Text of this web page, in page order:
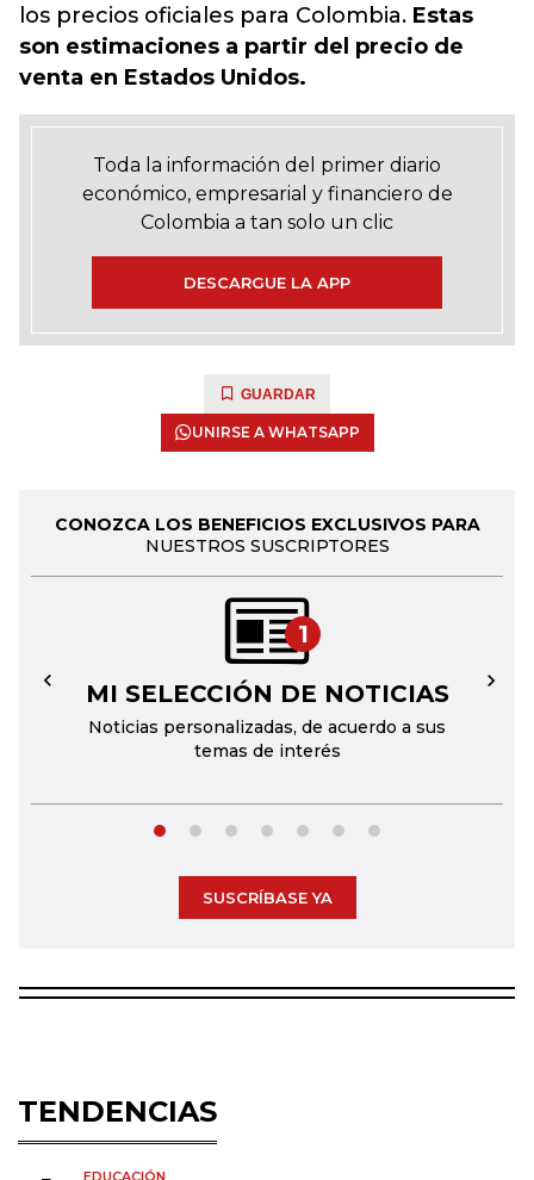
los precios oficiales para Colombia. Estas
son estimaciones a partir del precio de
venta en Estados Unidos.
Toda la información del primer diario
económico, empresarial y financiero de
Colombia a tan solo un clic
DESCARGUE LA APP
GUARDAR
UNIRSE A WHATSAPP
CONOZCA LOS BENEFICIOS EXCLUSIVOS PARA
NUESTROS SUSCRIPTORES
1
MI SELECCIÓN DE NOTICIAS
Noticias personalizadas, de acuerdo a sus
temas de interés
← →
SUSCRÍBASE YA
TENDENCIAS
EDUCACIÓN